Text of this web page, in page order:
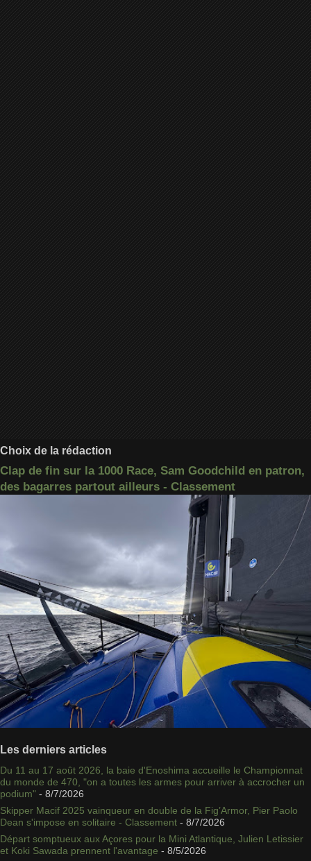
Choix de la rédaction
Clap de fin sur la 1000 Race, Sam Goodchild en patron,
des bagarres partout ailleurs - Classement
Les derniers articles
Du 11 au 17 août 2026, la baie d'Enoshima accueille le Championnat
du monde de 470, "on a toutes les armes pour arriver à accrocher un
podium" - 8/7/2026
Skipper Macif 2025 vainqueur en double de la Fig’Armor, Pier Paolo
Dean s'impose en solitaire - Classement - 8/7/2026
Départ somptueux aux Açores pour la Mini Atlantique, Julien Letissier
et Koki Sawada prennent l'avantage - 8/5/2026